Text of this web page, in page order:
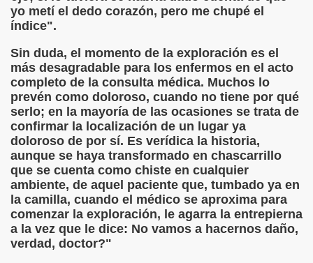
yo metí el dedo corazón, pero me chupé el
índice".
Sin duda, el momento de la exploración es el
más desagradable para los enfermos en el acto
completo de la consulta médica. Muchos lo
prevén como doloroso, cuando no tiene por qué
serlo; en la mayoría de las ocasiones se trata de
confirmar la localización de un lugar ya
doloroso de por sí. Es verídica la historia,
aunque se haya transformado en chascarrillo
que se cuenta como chiste en cualquier
ambiente, de aquel paciente que, tumbado ya en
la camilla, cuando el médico se aproxima para
comenzar la exploración, le agarra la entrepierna
a la vez que le dice: No vamos a hacernos daño,
verdad, doctor?"
(Jorge Llopis)
a Camilo José Cela)